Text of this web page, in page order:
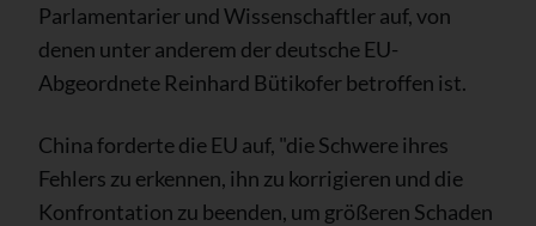
Parlamentarier und Wissenschaftler auf, von
denen unter anderem der deutsche EU-
Abgeordnete Reinhard Bütikofer betroffen ist.
China forderte die EU auf, "die Schwere ihres
Fehlers zu erkennen, ihn zu korrigieren und die
Konfrontation zu beenden, um größeren Schaden